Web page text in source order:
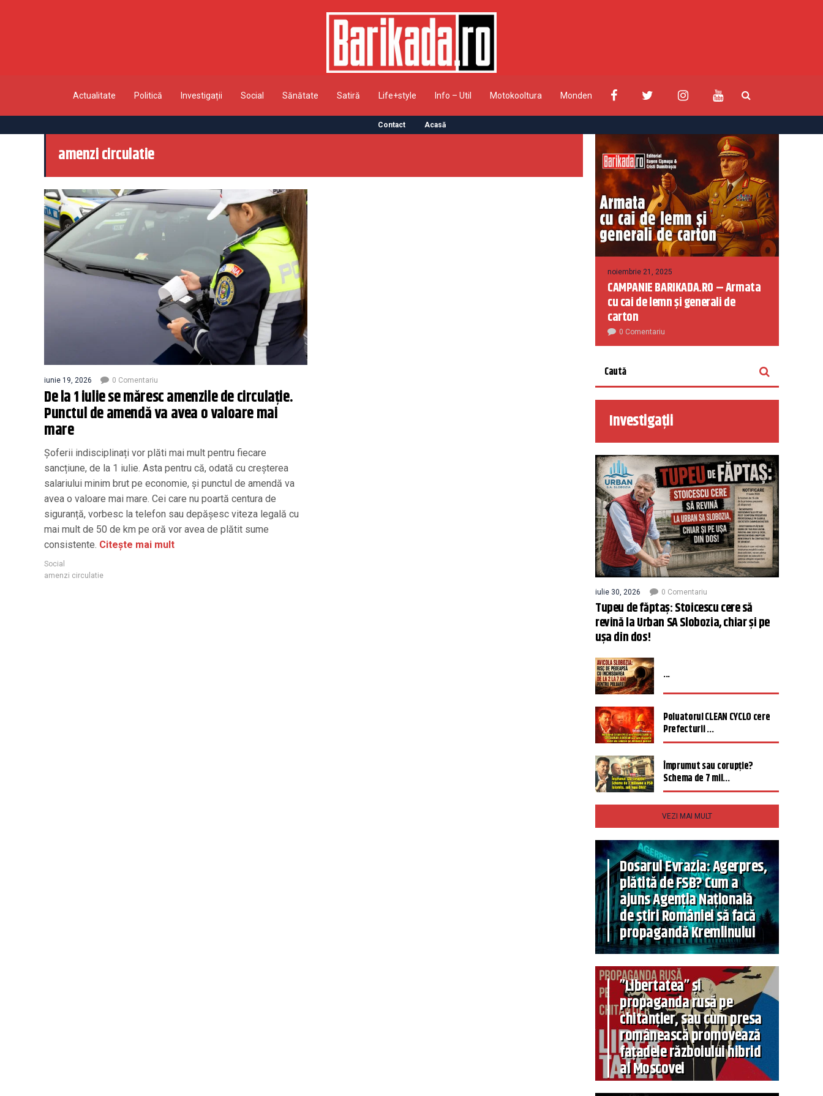
Actualitate Politică Investigații Social Sănătate Satiră Life+style Info – Util Motokooltura Monden
Contact Acasă
amenzi circulatie
iunie 19, 2026 0 Comentariu
De la 1 iulie se măresc amenzile de circulație.
Punctul de amendă va avea o valoare mai
mare
Șoferii indisciplinați vor plăti mai mult pentru fiecare
sancțiune, de la 1 iulie. Asta pentru că, odată cu creșterea
salariului minim brut pe economie, și punctul de amendă va
avea o valoare mai mare. Cei care nu poartă centura de
siguranță, vorbesc la telefon sau depășesc viteza legală cu
mai mult de 50 de km pe oră vor avea de plătit sume
consistente. Citește mai mult
Social
amenzi circulatie
noiembrie 21, 2025
CAMPANIE BARIKADA.RO – Armata
cu cai de lemn și generali de
carton
0 Comentariu
Investigații
iulie 30, 2026 0 Comentariu
Tupeu de făptaș: Stoicescu cere să
revină la Urban SA Slobozia, chiar și pe
ușa din dos!
...
Poluatorul CLEAN CYCLO cere
Prefecturii ...
Împrumut sau corupție?
Schema de 7 mil...
VEZI MAI MULT
Dosarul Evrazia: Agerpres,
plătită de FSB? Cum a
ajuns Agenția Națională
de știri României să facă
propagandă Kremlinului
”Libertatea” și
propaganda rusă pe
chitanțier, sau cum presa
românească promovează
fațadele războiului hibrid
al Moscovei